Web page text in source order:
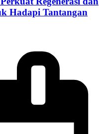
Hadapi Tantangan